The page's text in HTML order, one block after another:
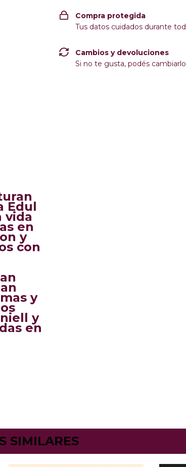
Edul
vida
en
y
con
y
y
en
Compra protegida
Tus datos cuidados durante
Cambios y devoluciones
Si no te gusta, podés
SIMILARES